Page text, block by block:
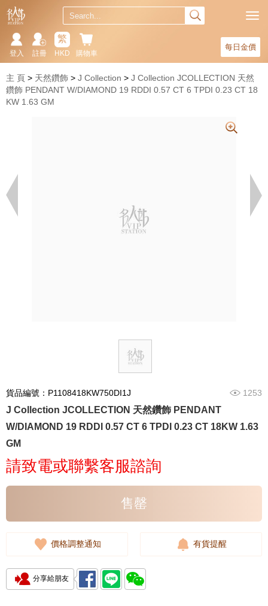
每日金價
購物車
繁
HKD
註冊
登入
主 頁 天然鑽飾 J Collection
J Collection JCOLLECTION 天然
鑽飾 PENDANT W/DIAMOND 19 RDDI 0.57 CT 6 TPDI 0.23 CT 18
KW 1.63 GM
貨品編號：P1108418KW750DI1J 1253
J Collection JCOLLECTION 天然鑽飾 PENDANT
W/DIAMOND 19 RDDI 0.57 CT 6 TPDI 0.23 CT 18KW 1.63
GM
請致電或聯繫客服諮詢
售罄
價格調整通知 有貨提醒
分享給朋友